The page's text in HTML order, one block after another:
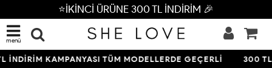
⭐İKİNCİ ÜRÜNE 300 TL İNDİRİM 🎉
menü
KAMPANYASI TÜM MODELLERDE GEÇERLİ 300 TL